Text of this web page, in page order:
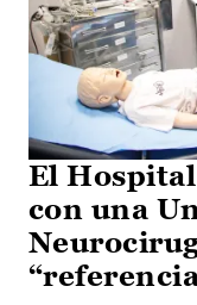
El
con una